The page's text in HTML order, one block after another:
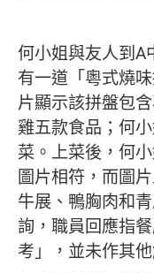
何小姐與友人到A
有一道「粵式燒
片顯示該拼盤包
雞五款食品；何
菜。上菜後，何
圖片相符，而圖
牛展、鴨胸肉和
詢，職員回應指
考」，並未作其他